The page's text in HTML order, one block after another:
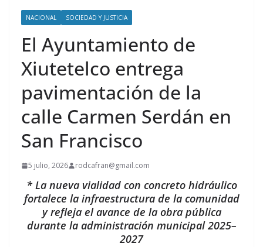
NACIONAL SOCIEDAD Y JUSTICIA
El Ayuntamiento de
Xiutetelco entrega
pavimentación de la
calle Carmen Serdán en
San Francisco
5 julio, 2026 rodcafran@gmail.com
* La nueva vialidad con concreto hidráulico
fortalece la infraestructura de la comunidad
y refleja el avance de la obra pública
durante la administración municipal 2025–
2027